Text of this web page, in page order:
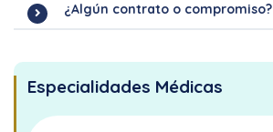
¿Algún contrato o compromiso?
Especialidades Médicas